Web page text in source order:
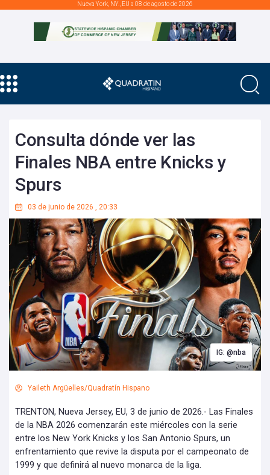
Nueva York, NY., EU a 08 de agosto de 2026
Consulta dónde ver las
Finales NBA entre Knicks y
Spurs
03 de junio de 2026 , 20:33
IG: @nba
Yaileth Argüelles/Quadratín Hispano
TRENTON, Nueva Jersey, EU, 3 de junio de 2026.- Las Finales
de la NBA 2026 comenzarán este miércoles con la serie
entre los New York Knicks y los San Antonio Spurs, un
enfrentamiento que revive la disputa por el campeonato de
1999 y que definirá al nuevo monarca de la liga.